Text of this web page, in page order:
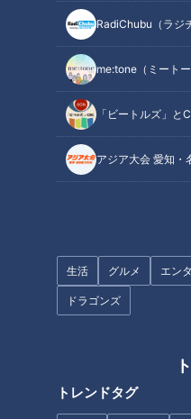
RadiChubu（ラジ
me:tone（ミートー
「ビートルズ」と
アジア大会 愛知・
生活 グルメ エン
ドラゴンズ
トレンドタグ
99%UFOが見れる方法、その結
果がヤバ過ぎた【ツイ都市
入学・卒業シーズンのお金事情